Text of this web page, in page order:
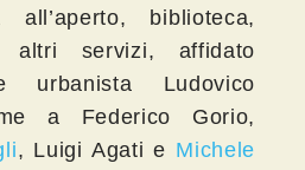
all’aperto, biblioteca,
altri servizi, affidato
urbanista Ludovico
a Federico Gorio,
, Luigi Agati e Michele